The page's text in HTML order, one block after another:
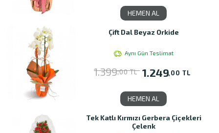
HEMEN AL
Çift Dal Beyaz Orkide
Aynı Gün Teslimat
1.399,00 TL 1.249,00 TL
HEMEN AL
Tek Katlı Kırmızı Gerbera Çiçekleri
Çelenk